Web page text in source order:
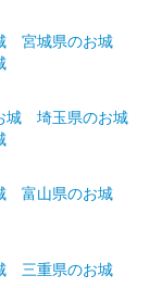
開催日に天守閣に
定1,500枚
ラチナ御城印。
宮城県のお城
城
埼玉県のお城
富山県のお城
三重県のお城